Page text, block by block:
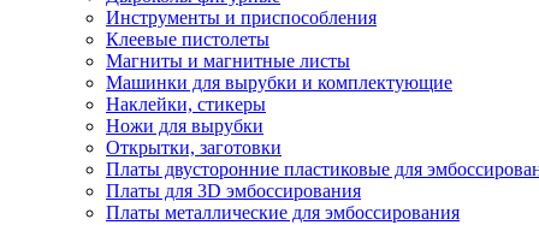
Инструменты и приспособления
Клеевые пистолеты
Магниты и магнитные листы
Машинки для вырубки и комплектующие
Наклейки, стикеры
Ножи для вырубки
Открытки, заготовки
Платы двусторонние пластиковые для
Платы для 3D эмбоссирования
Платы металлические для эмбоссирования